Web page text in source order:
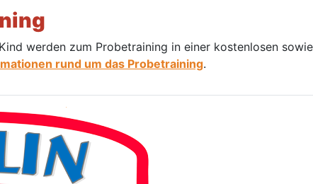
werden zum Probetraining in einer kostenlosen
rund um das Probetraining.